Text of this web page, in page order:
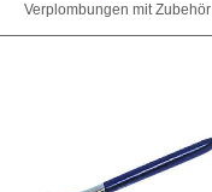
Verplombungen mit Zubehör